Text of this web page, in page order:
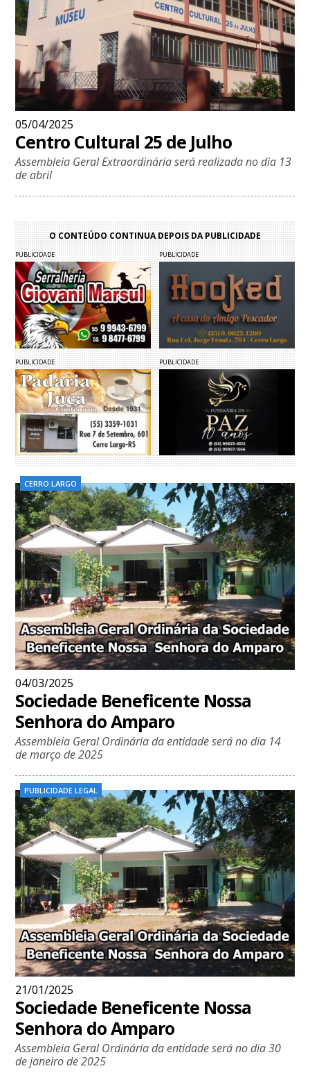
05/04/2025
Centro Cultural 25 de Julho
Assembleia Geral Extraordinária será realizada no dia 13
de abril
O CONTEÚDO CONTINUA DEPOIS DA PUBLICIDADE
PUBLICIDADE PUBLICIDADE
PUBLICIDADE PUBLICIDADE
CERRO LARGO
04/03/2025
Sociedade Beneficente Nossa
Senhora do Amparo
Assembleia Geral Ordinária da entidade será no dia 14
de março de 2025
PUBLICIDADE LEGAL
21/01/2025
Sociedade Beneficente Nossa
Senhora do Amparo
Assembleia Geral Ordinária da entidade será no dia 30
de janeiro de 2025